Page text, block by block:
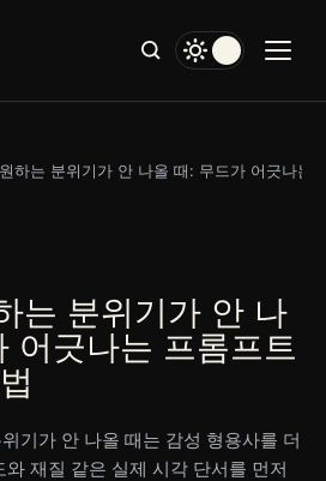
하는 분위기가 안 나올 때: 무드가 어긋나는
는 분위기가 안 나
어긋나는 프롬프트
기가 안 나올 때는 감성 형용사를 더
재질 같은 실제 시각 단서를 먼저